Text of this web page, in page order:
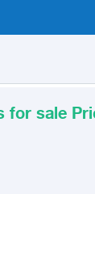
for sale